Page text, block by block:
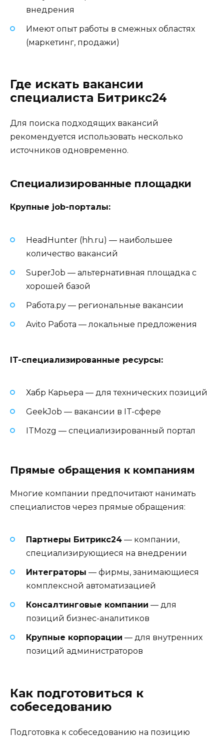
внедрения
Имеют опыт работы в смежных областях
(маркетинг, продажи)
Где искать вакансии
специалиста Битрикс24
Для поиска подходящих вакансий
рекомендуется использовать несколько
источников одновременно.
Специализированные площадки
Крупные job-порталы:
HeadHunter (hh.ru) — наибольшее
количество вакансий
SuperJob — альтернативная площадка с
хорошей базой
Работа.ру — региональные вакансии
Avito Работа — локальные предложения
IT-специализированные ресурсы:
Хабр Карьера — для технических позиций
GeekJob — вакансии в IT-сфере
ITMozg — специализированный портал
Прямые обращения к компаниям
Многие компании предпочитают нанимать
специалистов через прямые обращения:
Партнеры Битрикс24 — компании,
специализирующиеся на внедрении
Интеграторы — фирмы, занимающиеся
комплексной автоматизацией
Консалтинговые компании — для
позиций бизнес-аналитиков
Крупные корпорации — для внутренних
позиций администраторов
Как подготовиться к
собеседованию
Подготовка к собеседованию на позицию